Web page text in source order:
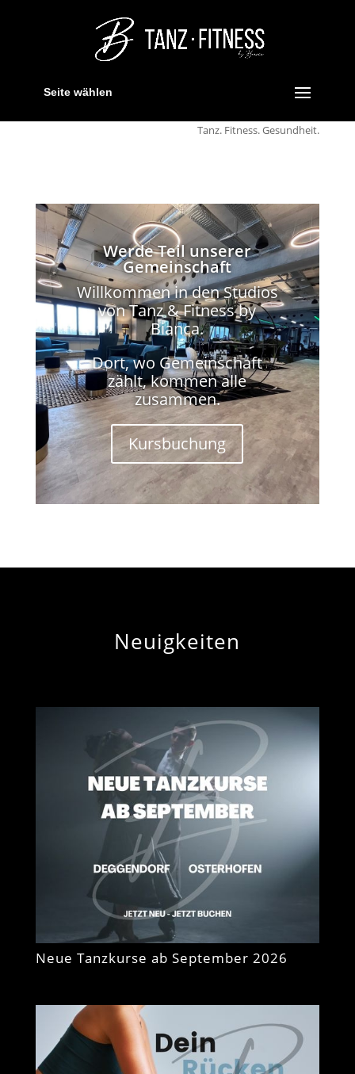
Seite wählen
Tanz. Fitness. Gesundheit.
Werde Teil unserer
Gemeinschaft
Willkommen in den Studios
von Tanz & Fitness by
Bianca.
Dort, wo Gemeinschaft
zählt, kommen alle
zusammen.
Kursbuchung
Neuigkeiten
Neue Tanzkurse ab September 2026